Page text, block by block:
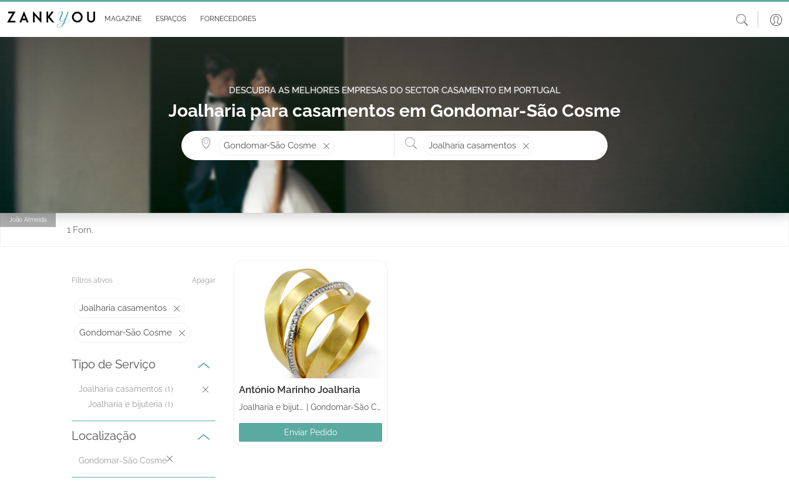
MAGAZINE ESPAÇOS FORNECEDORES
DESCUBRA AS MELHORES EMPRESAS DO SECTOR CASAMENTO EM PORTUGAL
Joalharia para casamentos em Gondomar-São Cosme
Onde? ex: Cascais
Gondomar-São Cosme
O que procura?
Joalharia casamentos
João Almeida
1 Forn.
Filtros ativos Apagar
Joalharia casamentos
Gondomar-São Cosme
Tipo de Serviço
Joalharia casamentos (1)
Joalharia e bijuteria (1)
Localização
Gondomar-São Cosme
António Marinho Joalharia
Joalharia e bijuteria Gondomar-São Cosme
Enviar Pedido